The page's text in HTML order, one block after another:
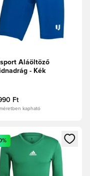
Aláöltöző
- Kék
Ft
kapható
vagy a tagként
egy modált a